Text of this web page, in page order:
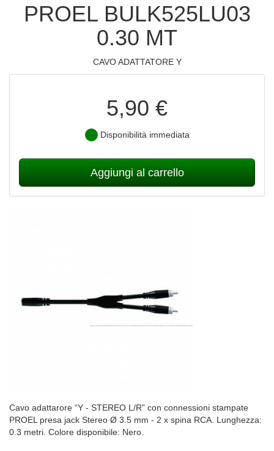
PROEL BULK525LU03
0.30 MT
CAVO ADATTATORE Y
5,90 €
Disponibilità immediata
Aggiungi al carrello
Cavo adattarore “Y - STEREO L/R” con connessioni stampate
PROEL presa jack Stereo Ø 3.5 mm - 2 x spina RCA. Lunghezza:
0.3 metri. Colore disponibile: Nero.